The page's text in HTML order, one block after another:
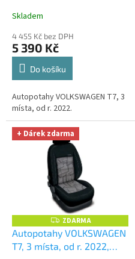
béžový
Microfiber zdarma v
hodnotě 329,-Kč
Skladem
4 455 Kč bez DPH
5 390 Kč
Do košíku
Autopotahy VOLKSWAGEN T7, 3
místa, od r. 2022.
+ Dárek zdarma
Z
D
A
M
ZDARMA
Autopotahy VOLKSWAGEN
T7, 3 místa, od r. 2022,